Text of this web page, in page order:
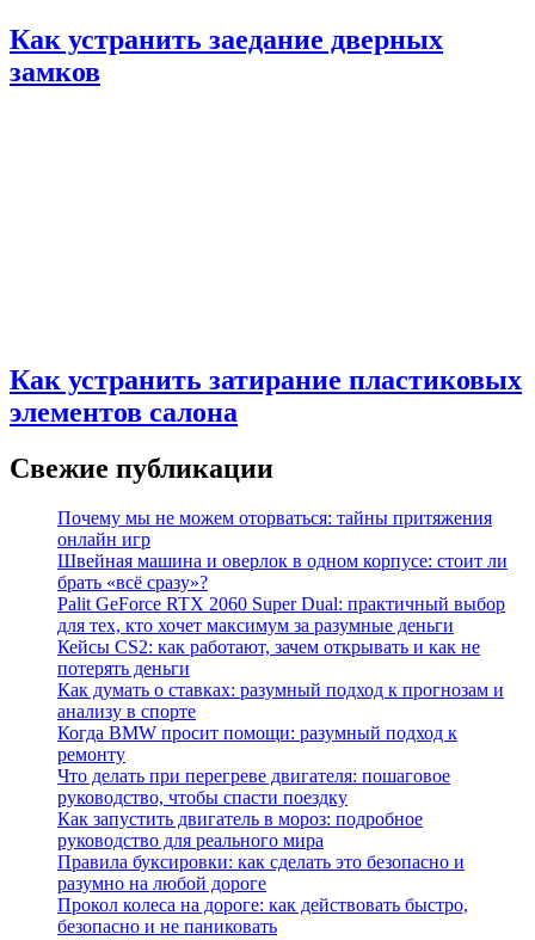
Как устранить заедание дверных
замков
Как устранить затирание пластиковых
элементов салона
Свежие публикации
Почему мы не можем оторваться: тайны притяжения
онлайн игр
Швейная машина и оверлок в одном корпусе: стоит ли
брать «всё сразу»?
Palit GeForce RTX 2060 Super Dual: практичный выбор
для тех, кто хочет максимум за разумные деньги
Кейсы CS2: как работают, зачем открывать и как не
потерять деньги
Как думать о ставках: разумный подход к прогнозам и
анализу в спорте
Когда BMW просит помощи: разумный подход к
ремонту
Что делать при перегреве двигателя: пошаговое
руководство, чтобы спасти поездку
Как запустить двигатель в мороз: подробное
руководство для реального мира
Правила буксировки: как сделать это безопасно и
разумно на любой дороге
Прокол колеса на дороге: как действовать быстро,
безопасно и не паниковать